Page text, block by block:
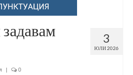
3
ЮЛИ 2026
| 0